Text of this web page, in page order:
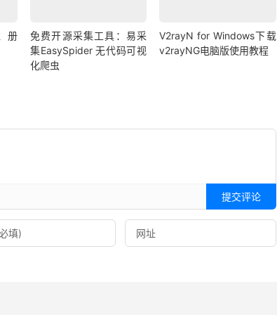
册
免费开源采集工具：易采
集EasySpider 无代码可视
化爬虫
V2rayN for Windows下载
v2rayNG电脑版使用教程
提交评论